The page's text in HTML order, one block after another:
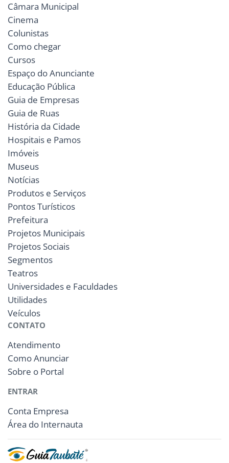
Câmara Municipal
Cinema
Colunistas
Como chegar
Cursos
Espaço do Anunciante
Educação Pública
Guia de Empresas
Guia de Ruas
História da Cidade
Hospitais e Pamos
Imóveis
Museus
Notícias
Produtos e Serviços
Pontos Turísticos
Prefeitura
Projetos Municipais
Projetos Sociais
Segmentos
Teatros
Universidades e Faculdades
Utilidades
Veículos
CONTATO
Atendimento
Como Anunciar
Sobre o Portal
ENTRAR
Conta Empresa
Área do Internauta